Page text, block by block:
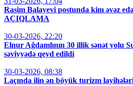
Rasim Balayevi postunda kim əvəz
AÇIQLAMA
30-03-2026, 22:20
Elnur Ağdamlının 30 illik sənət yolu
səviyyədə qeyd edildi
30-03-2026, 08:38
Laçında ilin ən böyük turizm